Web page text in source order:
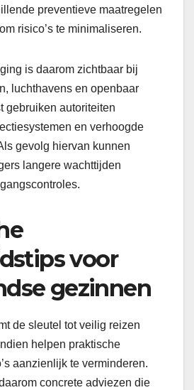
preventieve maatregelen
risico’s te minimaliseren.
is daarom zichtbaar bij
luchthavens en openbaar
gebruiken autoriteiten
en verhoogde
gevolg hiervan kunnen
langere wachttijden
voor
gezinnen
de sleutel tot veilig reizen
helpen praktische
aanzienlijk te verminderen.
concrete adviezen die